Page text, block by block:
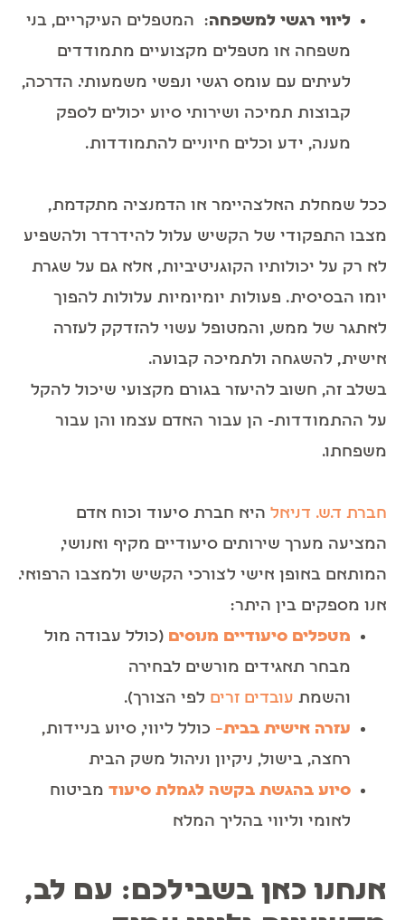
ליווי רגשי למשפחה: המטפלים העיקריים, בני
משפחה או מטפלים מקצועיים מתמודדים
לעיתים עם עומס רגשי ונפשי משמעותי. הדרכה,
קבוצות תמיכה ושירותי סיוע יכולים לספק
מענה, ידע וכלים חיוניים להתמודדות.
ככל שמחלת האלצהיימר או הדמנציה מתקדמת,
מצבו התפקודי של הקשיש עלול להידרדר ולהשפיע
לא רק על יכולותיו הקוגניטיביות, אלא גם על שגרת
יומו הבסיסית. פעולות יומיומיות עלולות להפוך
לאתגר של ממש, והמטופל עשוי להזדקק לעזרה
אישית, להשגחה ולתמיכה קבועה.
בשלב זה, חשוב להיעזר בגורם מקצועי שיכול להקל
על ההתמודדות- הן עבור האדם עצמו והן עבור
משפחתו.
חברת ד.ש. דניאל היא חברת סיעוד וכוח אדם
המציעה מערך שירותים סיעודיים מקיף ואנושי,
המותאם באופן אישי לצורכי הקשיש ולמצבו הרפואי.
אנו מספקים בין היתר:
מטפלים סיעודיים מנוסים (כולל עבודה מול
מבחר תאגידים מורשים לבחירה
והשמת עובדים זרים לפי הצורך).
עזרה אישית בבית– כולל ליווי, סיוע בניידות,
רחצה, בישול, ניקיון וניהול משק הבית
סיוע בהגשת בקשה לגמלת סיעוד מביטוח
לאומי וליווי בהליך המלא
אנחנו כאן בשבילכם: עם לב,